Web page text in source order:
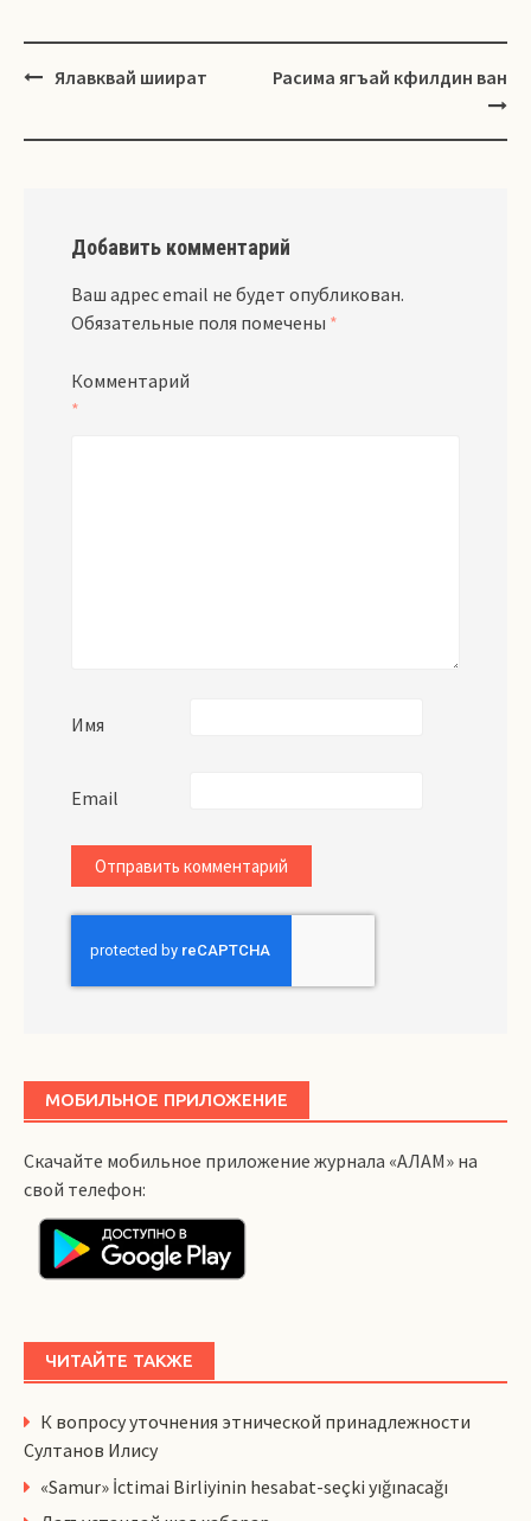
Навигация
Ялавквай шиират Расима ягъай кфилдин ван
Добавить комментарий
Ваш адрес email не будет опубликован.
Обязательные поля помечены *
Комментарий
*
Имя
Email
МОБИЛЬНОЕ ПРИЛОЖЕНИЕ
Скачайте мобильное приложение журнала «АЛАМ» на
свой телефон:
ЧИТАЙТЕ ТАКЖЕ
К вопросу уточнения этнической принадлежности
Султанов Илису
«Samur» İctimai Birliyinin hesabat-seçki yığınacağı